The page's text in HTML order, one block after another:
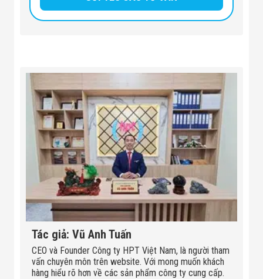
Dự Án Khối Nhà
Tin Tức
Tin Công Nghệ
Tin Khuyến Mãi
Tin Tuyển Dụng
Liên Hệ
Tác giả: Vũ Anh Tuấn
CEO và Founder Công ty HPT Việt Nam, là người tham
vấn chuyên môn trên website. Với mong muốn khách
hàng hiểu rõ hơn về các sản phẩm công ty cung cấp.